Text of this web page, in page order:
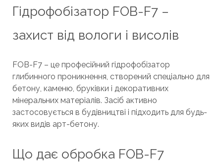
Гідрофобізатор FOB-F7 –
захист від вологи і висолів
FOB-F7 – це професійний гідрофобізатор
глибинного проникнення, створений спеціально для
бетону, каменю, бруківки і декоративних
мінеральних матеріалів. Засіб активно
застосовується в будівництві і підходить для будь-
яких видів арт-бетону.
Що дає обробка FOB-F7